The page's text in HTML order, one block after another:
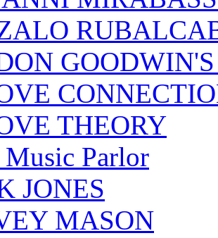
THEORY
Parlor
JONES
MASON